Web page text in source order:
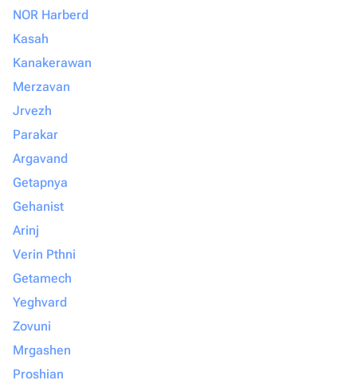
NOR Harberd
Kasah
Kanakerawan
Merzavan
Jrvezh
Parakar
Argavand
Getapnya
Gehanist
Arinj
Verin Pthni
Getamech
Yeghvard
Zovuni
Mrgashen
Proshian